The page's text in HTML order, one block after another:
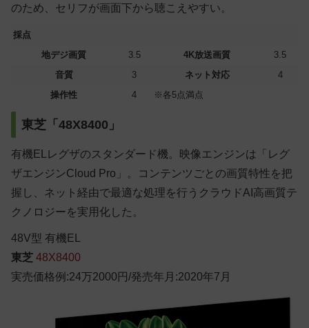
のため、セリフが画面下から聴こえやすい。
採点
地デジ画質
3.5 4K放送画質
3.5
音質
3 ネット対応
4
操作性
4 ※各5点満点
東芝「48X8400」
有機ELレグザのスタンダード機。映像エンジンは「レグ
ザエンジンCloud Pro」。コンテンツごとの画質特性を把
握し、ネット経由で最適な処理を行うクラウドAI高画質テ
クノロジーを実用化した。
48V型 有機EL
東芝 48X8400
実売価格例:24万2000円/発売年月:2020年7月